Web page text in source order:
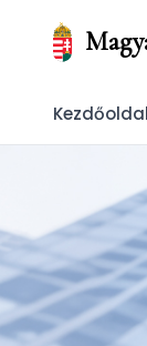
Kezdőoldal